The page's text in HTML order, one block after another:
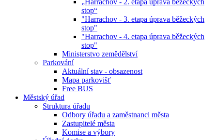
„Harrachov - 2. etapa úprava běžeckých
stop“
"Harrachov - 3. etapa úprava běžeckých
stop"
"Harrachov - 4. etapa úprava běžeckých
stop"
Ministerstvo zemědělství
Parkování
Aktuální stav - obsazenost
Mapa parkovišť
Free BUS
Městský úřad
Struktura úřadu
Odbory úřadu a zaměstnanci města
Zastupitelé města
Komise a výbory